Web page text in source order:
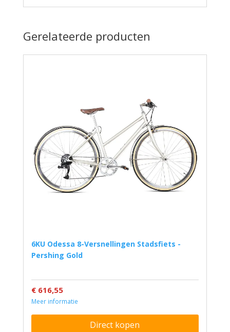
Gerelateerde producten
6KU Odessa 8-Versnellingen Stadsfiets -
Pershing Gold
€ 616,55
Meer informatie
Direct kopen